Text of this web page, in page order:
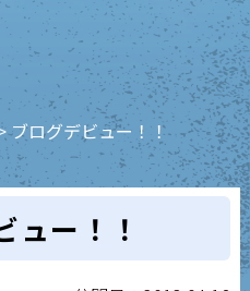
ブログデビュー！！
ュー！！